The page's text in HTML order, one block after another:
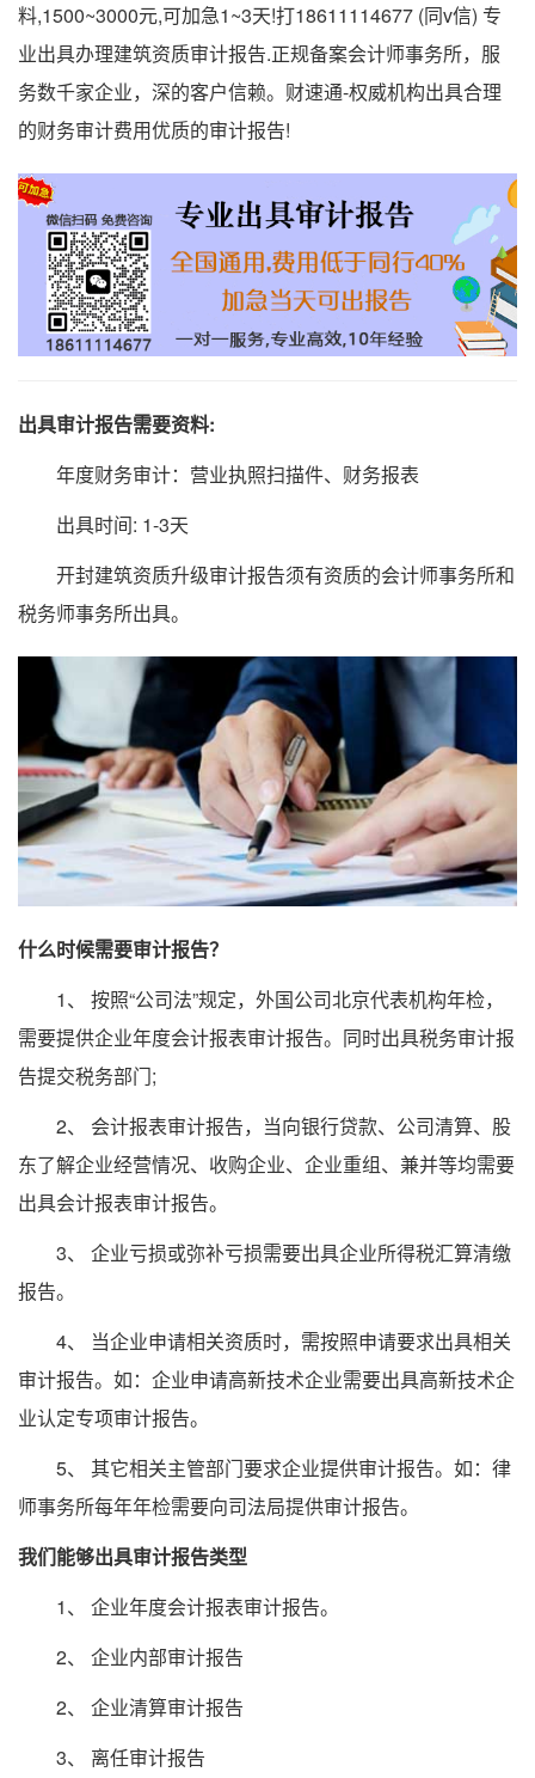
料,1500~3000元,可加急1~3天!打18611114677 (同v信) 专
业出具办理建筑资质审计报告.正规备案会计师事务所，服
务数千家企业，深的客户信赖。财速通-权威机构出具合理
的财务审计费用优质的审计报告!
出具审计报告需要资料:
年度财务审计：营业执照扫描件、财务报表
出具时间: 1-3天
开封建筑资质升级审计报告须有资质的会计师事务所和
税务师事务所出具。
什么时候需要审计报告？
1、 按照“公司法”规定，外国公司北京代表机构年检，
需要提供企业年度会计报表审计报告。同时出具税务审计报
告提交税务部门;
2、 会计报表审计报告，当向银行贷款、公司清算、股
东了解企业经营情况、收购企业、企业重组、兼并等均需要
出具会计报表审计报告。
3、 企业亏损或弥补亏损需要出具企业所得税汇算清缴
报告。
4、 当企业申请相关资质时，需按照申请要求出具相关
审计报告。如：企业申请高新技术企业需要出具高新技术企
业认定专项审计报告。
5、 其它相关主管部门要求企业提供审计报告。如：律
师事务所每年年检需要向司法局提供审计报告。
我们能够出具审计报告类型
1、 企业年度会计报表审计报告。
2、 企业内部审计报告
2、 企业清算审计报告
3、 离任审计报告